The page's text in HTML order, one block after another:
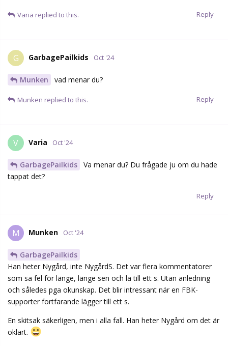
Reply
Varia replied to this.
G GarbagePailkids Oct '24
Munken vad menar du?
Reply
Munken replied to this.
V Varia Oct '24
GarbagePailkids
Va menar du? Du frågade ju om du hade
tappat det?
Reply
M Munken Oct '24
GarbagePailkids
Han heter Nygård, inte NygårdS. Det var flera kommentatorer
som sa fel för länge, länge sen och la till ett s. Utan anledning
och således pga okunskap. Det blir intressant när en FBK-
supporter fortfarande lägger till ett s.
En skitsak säkerligen, men i alla fall. Han heter Nygård om det är
oklart.